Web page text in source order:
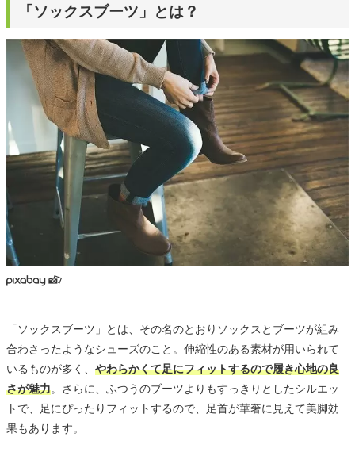
「ソックスブーツ」とは？
「ソックスブーツ」とは、その名のとおりソックスとブーツが組み
合わさったようなシューズのこと。伸縮性のある素材が用いられて
いるものが多く、 やわらかくて足にフィットするので履き心地の良
さが魅力。さらに、ふつうのブーツよりもすっきりとしたシルエッ
トで、足にぴったりフィットするので、足首が華奢に見えて美脚効
果もあります。